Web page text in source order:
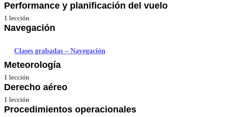
Clases grabadas – CGA
Performance y planificación del vuelo
Clases grabadas – Performance
1 lección
Navegación
Clases grabadas – Navegación
Meteorología
Clases grabadas – Meteorología
1 lección
Derecho aéreo
Clases grabadas – Derecho
1 lección
Procedimientos operacionales